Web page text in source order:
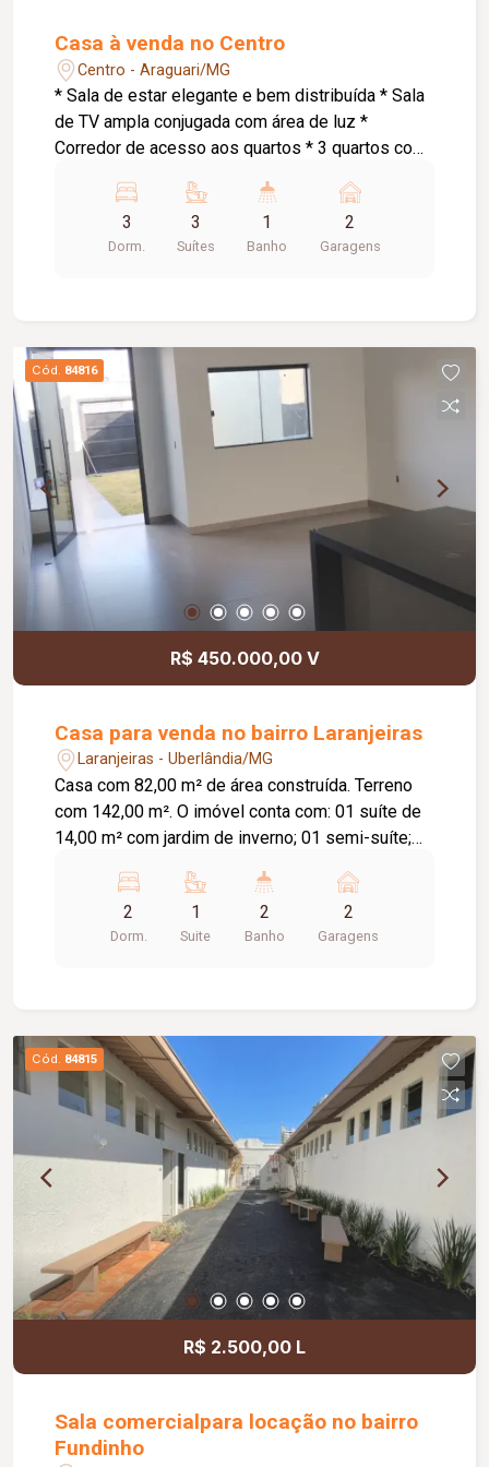
Casa à venda no Centro
Centro - Araguari/MG
* Sala de estar elegante e bem distribuída * Sala
de TV ampla conjugada com área de luz *
Corredor de acesso aos quartos * 3 quartos com
planejados e banheira de hidromassagem * 1
suíte com armários planejados * Cozinha
conjugada com área gourmet ampla *
pequenos * Portão eletrônico * 2 interfones para
maior comodidade e acessibilidade * Energia
solar atendendo as 3 suítes, proporcionando
mais economia e eficiência energética
3
Dorm.
3
Suítes
1
Banho
2
Garagens
Cód. 84816
R$ 450.000,00 V
Casa para venda no bairro Laranjeiras
Laranjeiras - Uberlândia/MG
Casa com 82,00 m² de área construída. Terreno
com 142,00 m². O imóvel conta com: 01 suíte de
14,00 m² com jardim de inverno; 01 semi-suíte;
m; Área gourmet; Diferenciais: Piso em
porcelanato Via Rosa Tipo A com rodapé
embutido; Tubulação Amanco; Louças Deca; Gás
banheiros e cozinha; Banheiros com box e ducha
higiênica; Paisagismo completo; Muros com
concertina e cerca elétrica, proporcionando mais
segurança.
2
Dorm.
1
Suite
2
Banho
2
Garagens
Cód. 84815
R$ 2.500,00 L
Sala comercialpara locação no bairro
Fundinho